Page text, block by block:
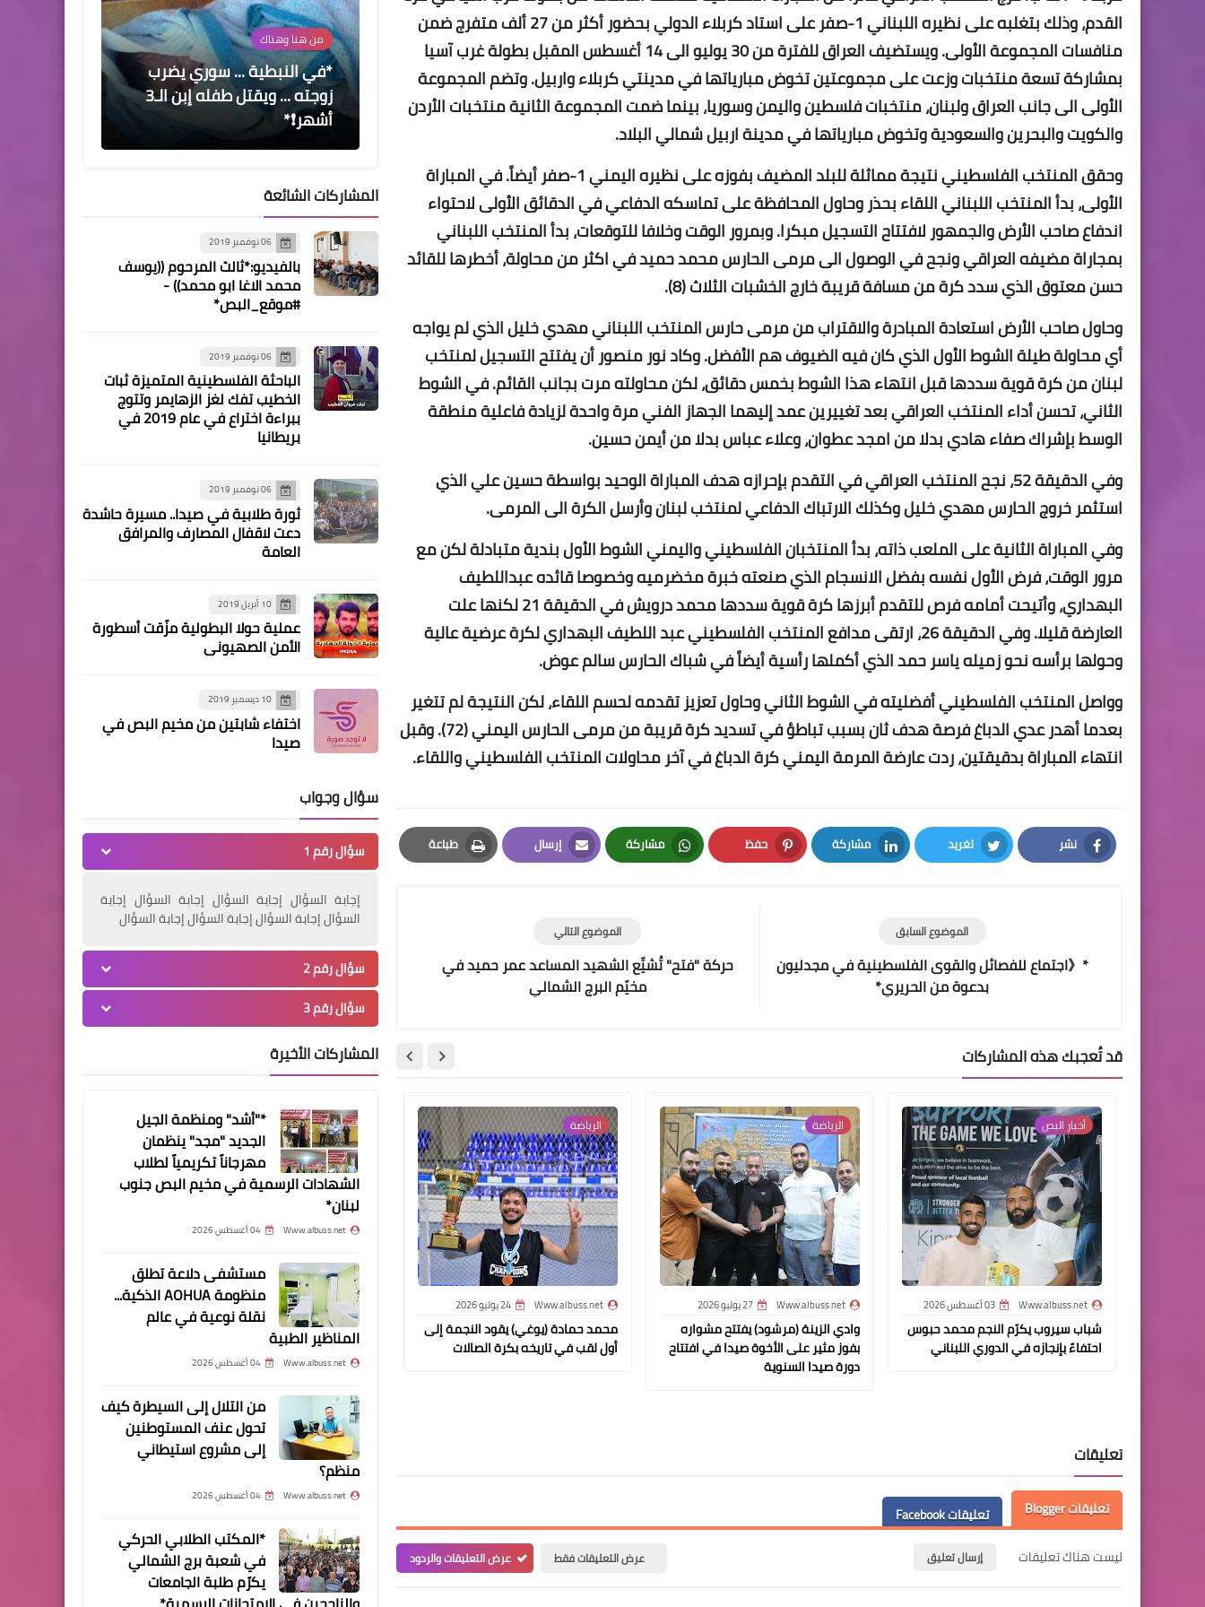
القدم، وذلك بتغلبه على نظيره اللبناني 1-صفر على استاد كربلاء الدولي بحضور أكثر من 27 ألف متفرج ضمن
منافسات المجموعة الأولى. ويستضيف العراق للفترة من 30 يوليو الى 14 أغسطس المقبل بطولة غرب آسيا
بمشاركة تسعة منتخبات وزعت على مجموعتين تخوض مبارياتها في مدينتي كربلاء واربيل. وتضم المجموعة
الأولى الى جانب العراق ولبنان، منتخبات فلسطين واليمن وسوريا، بينما ضمت المجموعة الثانية منتخبات الأردن
والكويت والبحرين والسعودية وتخوض مبارياتها في مدينة اربيل شمالي البلاد.
وحقق المنتخب الفلسطيني نتيجة مماثلة للبلد المضيف بفوزه على نظيره اليمني 1-صفر أيضاً. في المباراة
الأولى، بدأ المنتخب اللبناني اللقاء بحذر وحاول المحافظة على تماسكه الدفاعي في الدقائق الأولى لاحتواء
اندفاع صاحب الأرض والجمهور لافتتاح التسجيل مبكرا. وبمرور الوقت وخلافا للتوقعات، بدأ المنتخب اللبناني
بمجاراة مضيفه العراقي ونجح في الوصول الى مرمى الحارس محمد حميد في اكثر من محاولة، أخطرها للقائد
حسن معتوق الذي سدد كرة من مسافة قريبة خارج الخشبات الثلاث (8).
وحاول صاحب الأرض استعادة المبادرة والاقتراب من مرمى حارس المنتخب اللبناني مهدي خليل الذي لم يواجه
أي محاولة طيلة الشوط الأول الذي كان فيه الضيوف هم الأفضل. وكاد نور منصور أن يفتتح التسجيل لمنتخب
لبنان من كرة قوية سددها قبل انتهاء هذا الشوط بخمس دقائق، لكن محاولته مرت بجانب القائم. في الشوط
الثاني، تحسن أداء المنتخب العراقي بعد تغييرين عمد إليهما الجهاز الفني مرة واحدة لزيادة فاعلية منطقة
الوسط بإشراك صفاء هادي بدلا من امجد عطوان، وعلاء عباس بدلا من أيمن حسين.
وفي الدقيقة 52، نجح المنتخب العراقي في التقدم بإحرازه هدف المباراة الوحيد بواسطة حسين علي الذي
استثمر خروج الحارس مهدي خليل وكذلك الارتباك الدفاعي لمنتخب لبنان وأرسل الكرة الى المرمى.
وفي المباراة الثانية على الملعب ذاته، بدأ المنتخبان الفلسطيني واليمني الشوط الأول بندية متبادلة لكن مع
مرور الوقت، فرض الأول نفسه بفضل الانسجام الذي صنعته خبرة مخضرميه وخصوصا قائده عبداللطيف
البهداري، وأتيحت أمامه فرص للتقدم أبرزها كرة قوية سددها محمد درويش في الدقيقة 21 لكنها علت
العارضة قليلا. وفي الدقيقة 26، ارتقى مدافع المنتخب الفلسطيني عبد اللطيف البهداري لكرة عرضية عالية
وحولها برأسه نحو زميله ياسر حمد الذي أكملها رأسية أيضاً في شباك الحارس سالم عوض.
وواصل المنتخب الفلسطيني أفضليته في الشوط الثاني وحاول تعزيز تقدمه لحسم اللقاء، لكن النتيجة لم تتغير
بعدما أهدر عدي الدباغ فرصة هدف ثان بسبب تباطؤ في تسديد كرة قريبة من مرمى الحارس اليمني (72). وقبل
انتهاء المباراة بدقيقتين، ردت عارضة المرمة اليمني كرة الدباغ في آخر محاولات المنتخب الفلسطيني واللقاء.
نشر
Facebook
تغريد
Twitter
مشاركة
LinkedIn
حفظ
Pinterest
مشاركة
Whatsapp
إرسال
Email
طباعة
Print
الموضوع التالي
حركة "فتح" تُشيِّع الشهيد المساعد عمر حميد في
مخيّم البرج الشمالي
الموضوع السابق
*《اجتماع للفصائل والقوى الفلسطينية في مجدليون
بدعوة من الحريري*
قد تُعجبك هذه المشاركات
أخبار البص‏
Www.albuss.net 03 أغسطس 2026
شباب سيروب يكرّم النجم محمد حبوس
احتفاءً بإنجازه في الدوري اللبناني
الرياضة
Www.albuss.net 27 يوليو 2026
وادي الزينة (مرشود) يفتتح مشواره
بفوز مثير على الأخوة صيدا في افتتاح
دورة صيدا السنوية
الرياضة
Www.albuss.net 24 يوليو 2026
محمد حمادة (يوغي) يقود النجمة إلى
أول لقب في تاريخه بكرة الصالات
أخبار ‏البص
Www.albuss.net 19 يوليو 2026
نهائي الأحلام... كم بلغ سعر التذاكر؟
Www.albuss.net
تعليقات
تعليقات Blogger
تعليقات Facebook
ليست هناك تعليقات
إرسال تعليق عرض التعليقات فقط عرض التعليقات والردود
19 يوليو 2017
محطات
*دراجة حملت صاروخا و"آلة
حاسبة بشرية" ... 8 مفاجآت عن
الهند❗*
Www.albuss.net
19 يوليو 2017
محطات
*وصول الدفعة السادسة من
القوات التركية إلى قطر❗*
Www.albuss.net
19 يوليو 2017
من هنا وهناك
* الحرائق تجتاح عدداً من
إرتفاع درجات الحرارة❗*
Www.albuss.net
19 يوليو 2017
منوعات
يعلن مركز خدمات التوظيف
الاونروا- صور عن توفر فرص
Www.albuss.net
18 يوليو 2017
مقالات
*هذي المآذن .. للشموخ*
وقفة تضامنية ومسيرة
كشفية في وادي الزينة نصرة
للمسجد الأقصى وتنديدا
لإغلاقه في وجه المصلين
Www.albuss.net
18 يوليو 2017
الرياضة
اطفال جمعية JOGA الفرنسية
يشاركون طلاب الاونروا في
الانشطة الترفيهية الصيفية
Www.albuss.net
18 يوليو 2017
أخبار المخيمات
مسيرة غضب جماهيريه نصرة
نهر البارد .
أخبار البص
*آلاف الفلسطينيين في لبنان
يتضامنون مع الأقصى*
المشاركات الشائعة
06 نوفمبر 2019
بالفيديو:*ثالث المرحوم ((يوسف
محمد الاغا ابو محمد)) -
#موقع_البص*
06 نوفمبر 2019
الباحثة الفلسطينية المتميزة ثبات
الخطيب تفك لغز الزهايمر وتتوج
ببراءة اختراع في عام 2019 في
بريطانيا
06 نوفمبر 2019
ثورة طلابية في صيدا.. مسيرة حاشدة
دعت لاقفال المصارف والمرافق
العامة
10 أبريل 2019
عملية حولا البطولية مزّقت أسطورة
الأمن الصهيوني
10 ديسمبر 2019
اختفاء شابتين من مخيم البص في
صيدا
سؤال وجواب
سؤال رقم 1
إجابة السؤال إجابة السؤال إجابة السؤال إجابة
السؤال إجابة السؤال إجابة السؤال إجابة السؤال
سؤال رقم 2
سؤال رقم 3
المشاركات الأخيرة
*"أشد" ومنظمة الجيل
الجديد "مجد" ينظمان
مهرجاناً تكريمياً لطلاب
الشهادات الرسمية في مخيم البص جنوب
لبنان*
Www.albuss.net 04 أغسطس 2026
مستشفى دلاعة تطلق
منظومة AOHUA الذكية...
نقلة نوعية في عالم
المناظير الطبية
Www.albuss.net 04 أغسطس 2026
من التلال إلى السيطرة كيف
تحول عنف المستوطنين
إلى مشروع استيطاني
منظم؟
Www.albuss.net 04 أغسطس 2026
*المكتب الطلابي الحركي
في شعبة برج الشمالي
يكرّم طلبة الجامعات